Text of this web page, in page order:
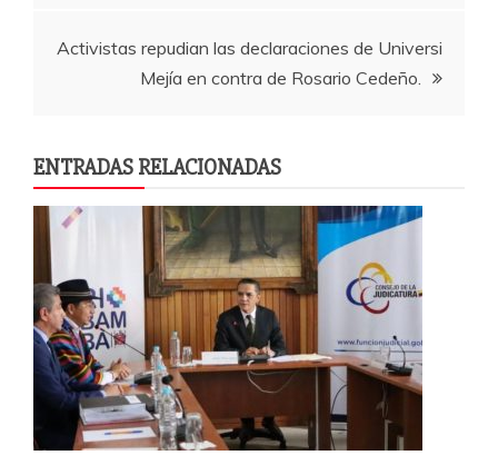
k
entradas
Activistas repudian las declaraciones de Universi
Mejía en contra de Rosario Cedeño.
ENTRADAS RELACIONADAS